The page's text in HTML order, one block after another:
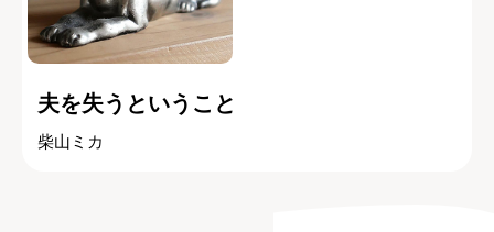
夫を失うということ
柴山ミカ